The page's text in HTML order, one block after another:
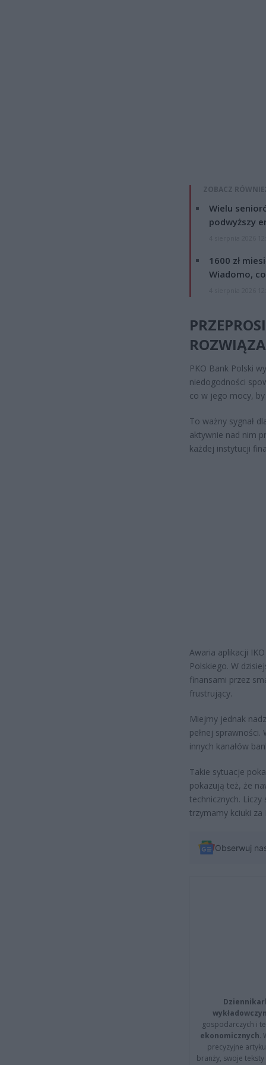
ZOBACZ
Wielu
podwyższy
1600 zł
Wiadomo,
PKO Bank Polski
niedogodności
co w jego mocy,
To ważny sygnał
aktywnie nad nim
każdej instytucji
Awaria aplikacji
Polskiego. W
finansami przez
frustrujący.
Miejmy jednak
pełnej
innych kanałów
Takie sytuacje
pokazują też, że
technicznych.
trzymamy kciuki za
Obserwuj
gospodarczych i
ekonomicznych.
precyzyjne
branży, swoje